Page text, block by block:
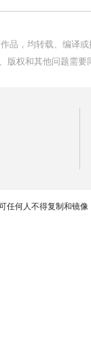
品，均转载、编译
版权和其他问题需
任何人不得复制和镜